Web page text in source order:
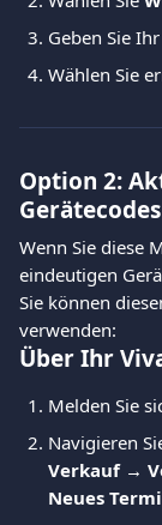
Geben Sie
Wählen Sie
Option 2:
Gerätecodes
Wenn Sie diese
eindeutigen
Sie können
verwenden:
Über Ihr
Melden Sie
Navigieren
Verkauf →
Neues